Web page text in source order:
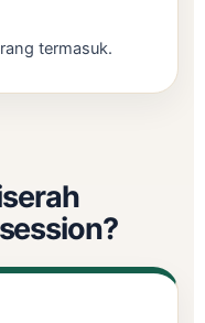
termasuk.